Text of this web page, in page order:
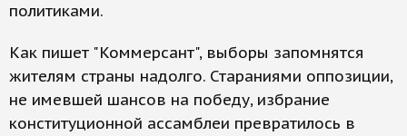
политиками.
Как пишет "Коммерсант", выборы запомнятся
жителям страны надолго. Стараниями оппозиции,
не имевшей шансов на победу, избрание
конституционной ассамблеи превратилось в